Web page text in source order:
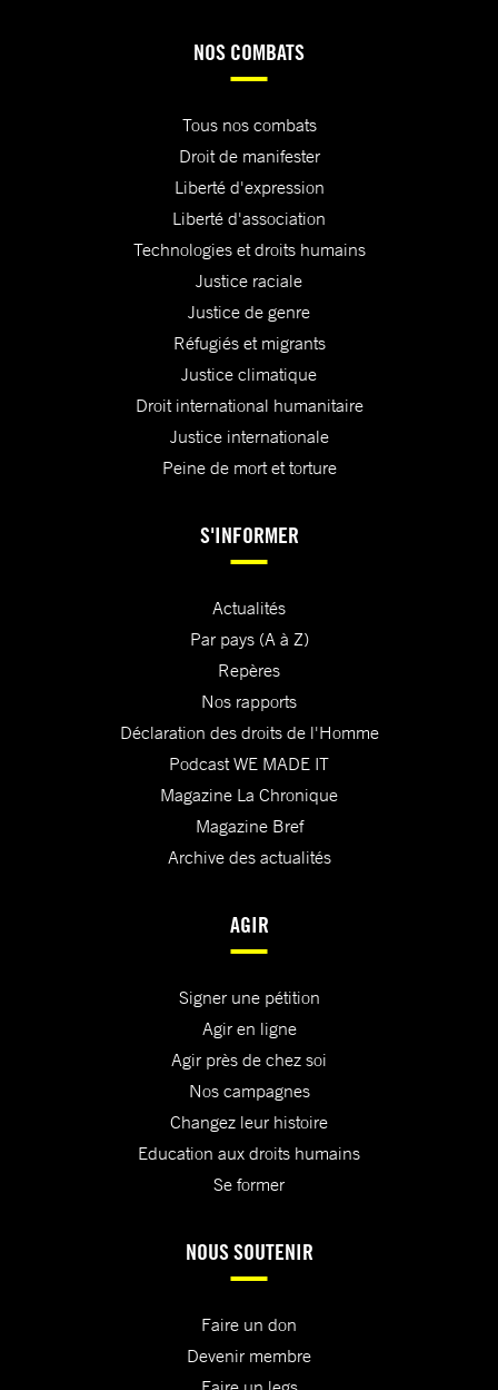
NOS COMBATS
Tous nos combats
Droit de manifester
Liberté d'expression
Liberté d'association
Technologies et droits humains
Justice raciale
Justice de genre
Réfugiés et migrants
Justice climatique
Droit international humanitaire
Justice internationale
Peine de mort et torture
S'INFORMER
Actualités
Par pays (A à Z)
Repères
Nos rapports
Déclaration des droits de l'Homme
Podcast WE MADE IT
Magazine La Chronique
Magazine Bref
Archive des actualités
AGIR
Signer une pétition
Agir en ligne
Agir près de chez soi
Nos campagnes
Changez leur histoire
Education aux droits humains
Se former
NOUS SOUTENIR
Faire un don
Devenir membre